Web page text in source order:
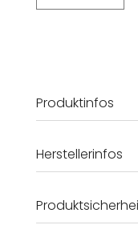
Limhamn
Produktinfos
Herstellerinfos